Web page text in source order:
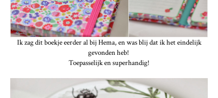
Ik zag dit boekje eerder al bij Hema, en was blij dat ik het eindelijk
gevonden heb!
Toepasselijk en superhandig!